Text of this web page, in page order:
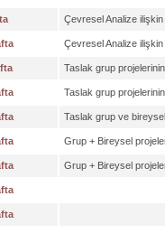
Çevresel Analize
Çevresel Analize
Taslak grup
Taslak grup
Taslak grup ve
Grup + Bireysel
Grup + Bireysel